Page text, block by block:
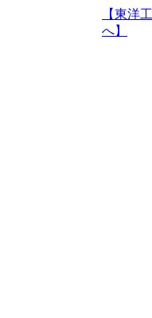
【東洋
へ】